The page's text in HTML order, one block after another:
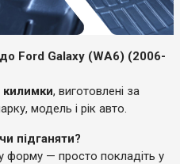
Ford Galaxy (WA6) (2006-
килимки, виготовлені за
модель і рік авто.
підганяти?
форму — просто покладіть у